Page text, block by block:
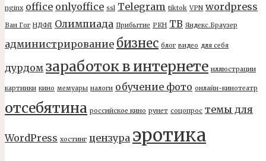
nginx office onlyoffice ssl Telegram tiktok VPN wordpress
Ван Гог НДФЛ Олимпиада Прибытие РКН ТВ Яндекс.Браузер
администрирование бизнес блог видео для себя
дурдом заработок в интернете иллюстрации
картинки кино мемуары налоги обучение фото онлайн-кинотеатр
отсебятина российское кино рунет соцопрос темы для
WordPress хостинг цензура эротика